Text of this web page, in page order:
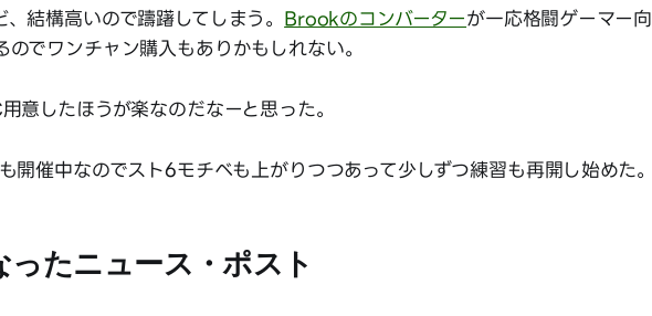
、結構高いので躊躇してしまう。 Brookのコンバーターが一応格闘ゲーマー向
のでワンチャン購入もありかもしれない。
意したほうが楽なのだなーと思った。
も開催中なのでスト6モチベも上がりつつあって少しずつ練習も再開し始めた。
ったニュース・ポスト